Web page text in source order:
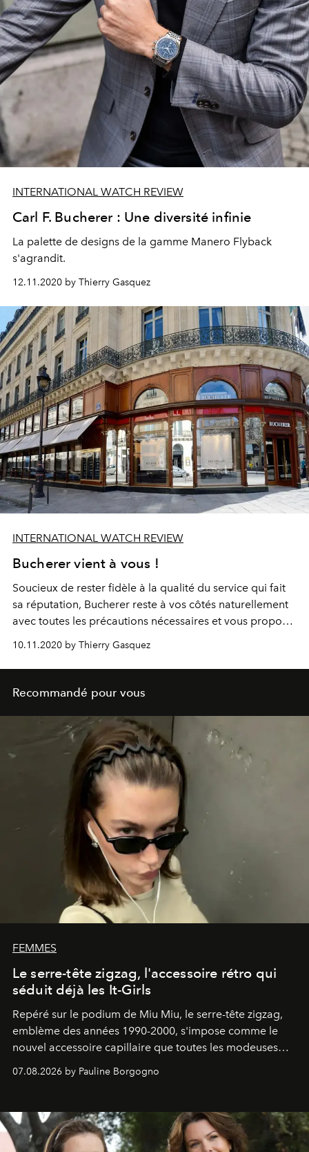
INTERNATIONAL WATCH REVIEW
Carl F. Bucherer : Une diversité infinie
La palette de designs de la gamme Manero Flyback
s'agrandit.
12.11.2020 by Thierry Gasquez
INTERNATIONAL WATCH REVIEW
Bucherer vient à vous !
Soucieux de rester fidèle à la qualité du service qui fait
sa réputation, Bucherer reste à vos côtés naturellement
avec toutes les précautions nécessaires et vous propose
un service adapté aux circonstances.
10.11.2020 by Thierry Gasquez
Recommandé pour vous
FEMMES
Le serre-tête zigzag, l'accessoire rétro qui
séduit déjà les It-Girls
Repéré sur le podium de Miu Miu, le serre-tête zigzag,
emblème des années 1990-2000, s'impose comme le
nouvel accessoire capillaire que toutes les modeuses
s'arrachent déjà.
07.08.2026 by Pauline Borgogno